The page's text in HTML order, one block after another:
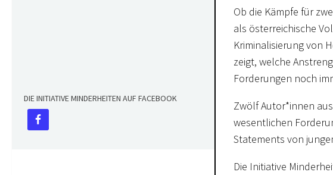
Ob die Kämpfe für
als österreichische
Kriminalisierung von
zeigt, welche
Forderungen noch
Zwölf Autor*innen
wesentlichen
Statements von
Die Initiative
DIE INITIATIVE MINDERHEITEN AUF FACEBOOK